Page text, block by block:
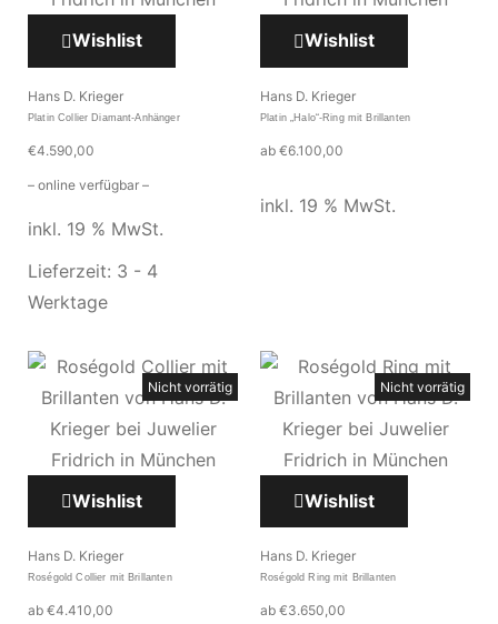
Wishlist
Hans D. Krieger
Platin Collier Diamant-Anhänger
€4.590,00
– online verfügbar –
inkl. 19 % MwSt.
Lieferzeit: 3 - 4
Werktage
Wishlist
Hans D. Krieger
Platin „Halo“-Ring mit Brillanten
ab €6.100,00
inkl. 19 % MwSt.
Nicht vorrätig
Wishlist
Hans D. Krieger
Roségold Collier mit Brillanten
ab €4.410,00
Nicht vorrätig
Wishlist
Hans D. Krieger
Roségold Ring mit Brillanten
ab €3.650,00